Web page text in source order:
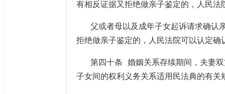
有相反证据又拒绝做亲子鉴定的，人民
父或者母以及成年子女起诉请求确认
拒绝做亲子鉴定的，人民法院可以认定确
第四十条 婚姻关系存续期间，夫妻
子女间的权利义务关系适用民法典的有关